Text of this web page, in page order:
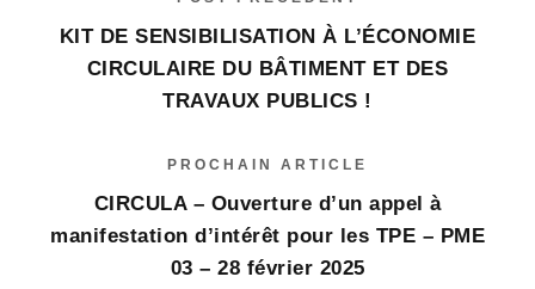
KIT DE SENSIBILISATION À L’ÉCONOMIE
CIRCULAIRE DU BÂTIMENT ET DES
TRAVAUX PUBLICS !
PROCHAIN ARTICLE
CIRCULA – Ouverture d’un appel à
manifestation d’intérêt pour les TPE – PME
03 – 28 février 2025